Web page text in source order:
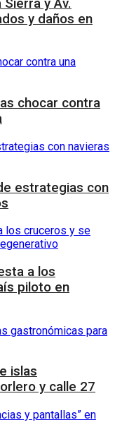
y Av.
y daños en
chocar contra
estrategias con
a los
piloto en
islas
y calle 27